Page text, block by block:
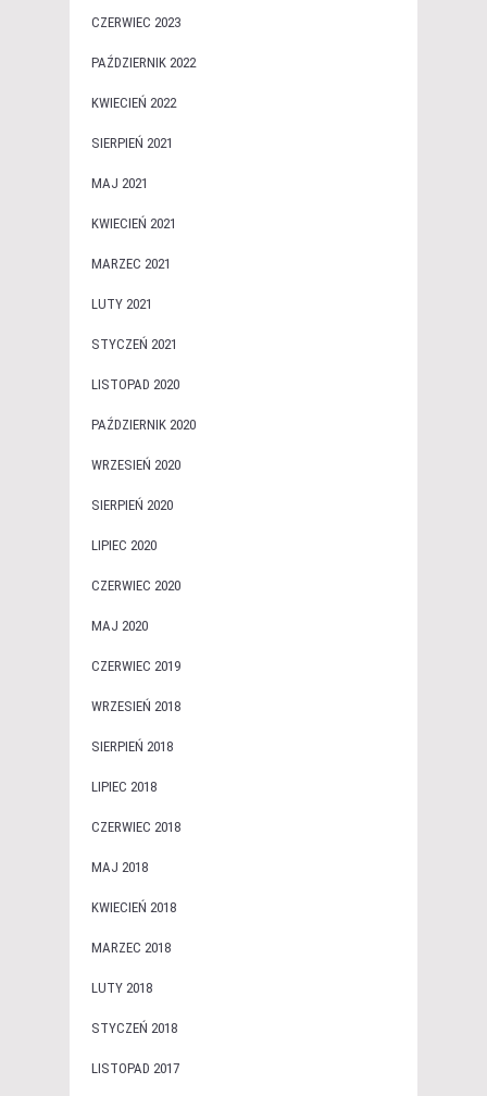
CZERWIEC 2023
PAŹDZIERNIK 2022
KWIECIEŃ 2022
SIERPIEŃ 2021
MAJ 2021
KWIECIEŃ 2021
MARZEC 2021
LUTY 2021
STYCZEŃ 2021
LISTOPAD 2020
PAŹDZIERNIK 2020
WRZESIEŃ 2020
SIERPIEŃ 2020
LIPIEC 2020
CZERWIEC 2020
MAJ 2020
CZERWIEC 2019
WRZESIEŃ 2018
SIERPIEŃ 2018
LIPIEC 2018
CZERWIEC 2018
MAJ 2018
KWIECIEŃ 2018
MARZEC 2018
LUTY 2018
STYCZEŃ 2018
LISTOPAD 2017